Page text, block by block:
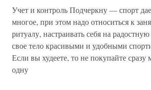
Учет и контроль Подчеркну — спорт
многое, при этом надо относиться к
ритуалу, настраивать себя на
свое тело красивыми и удобными
Если вы худеете, то не покупайте сразу
одну